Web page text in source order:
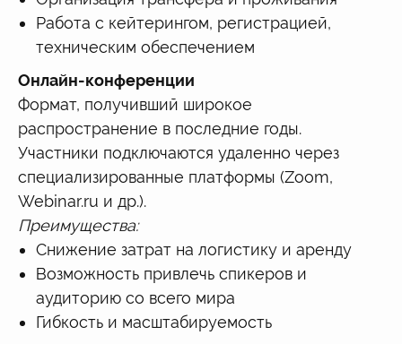
Работа с кейтерингом, регистрацией,
техническим обеспечением
Онлайн-конференции
Формат, получивший широкое
распространение в последние годы.
Участники подключаются удаленно через
специализированные платформы (Zoom,
Webinar.ru и др.).
Преимущества:
Снижение затрат на логистику и аренду
Возможность привлечь спикеров и
аудиторию со всего мира
Гибкость и масштабируемость